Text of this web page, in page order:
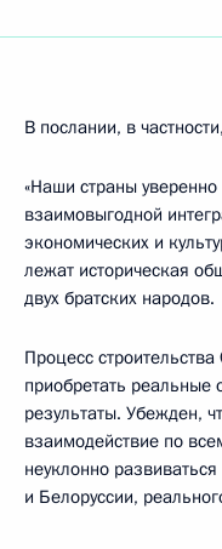
В послании, в
«Наши страны уверенно
взаимовыгодной
экономических и
лежат историческая
двух братских народов.
Процесс
приобретать реальные
результаты. Убежден,
взаимодействие по
неуклонно
и Белоруссии,